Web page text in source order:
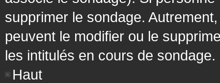
supprimer le sondage.
peuvent le modifier ou le
les intitulés en cours de sondage.
Haut